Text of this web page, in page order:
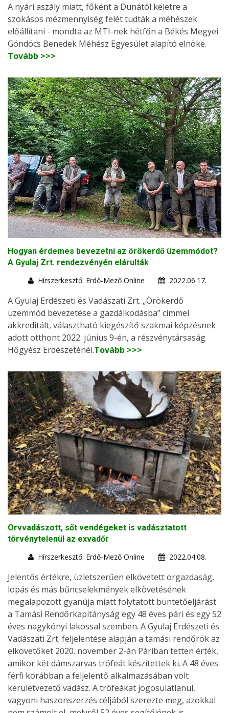
A nyári aszály miatt, főként a Dunától keletre a
szokásos mézmennyiség felét tudták a méhészek
előállítani - mondta az MTI-nek hétfőn a Békés Megyei
Göndöcs Benedek Méhész Egyesület alapító elnöke.
Tovább >>>
Hogyan érdemes bevezetni az örökerdő üzemmódot?
A Gyulaj Zrt. rendezvényén elárulták
Hírszerkesztő: Erdő-Mező Online
2022.06.17.
A Gyulaj Erdészeti és Vadászati Zrt. „Örökerdő
üzemmód bevezetése a gazdálkodásba” címmel
akkreditált, választható kiegészítő szakmai képzésnek
adott otthont 2022. június 9-én, a részvénytársaság
Hőgyész Erdészeténél.Tovább >>>
Orvvadászott, sőt vendégeket is vadásztatott
törvénytelenül az exvadőr
Hírszerkesztő: Erdő-Mező Online
2022.04.08.
Jelentős értékre, üzletszerűen elkövetett orgazdaság,
lopás és más bűncselekmények elkövetésének
megalapozott gyanúja miatt folytatott büntetőeljárást
a Tamási Rendőrkapitányság egy 48 éves pári és egy 52
éves nagykónyi lakossal szemben. A Gyulaj Erdészeti és
Vadászati Zrt. feljelentése alapján a tamási rendőrök az
elkövetőket 2020. november 2-án Páriban tetten érték,
amikor két dámszarvas trófeát készítettek ki. A 48 éves
férfi korábban a feljelentő alkalmazásában volt
kerületvezető vadász. A trófeákat jogosulatlanul,
vagyoni haszonszerzés céljából szerezte meg, azokkal